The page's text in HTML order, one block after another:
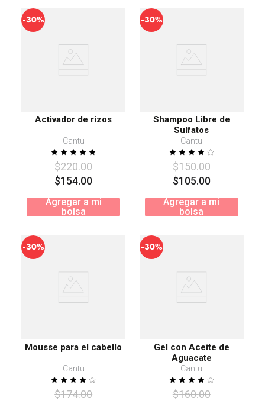
-30%
Activador de rizos
Cantu
$220.00
$154.00
Agregar a mi
bolsa
-30%
Shampoo Libre de
Sulfatos
Cantu
$150.00
$105.00
Agregar a mi
bolsa
-30%
Mousse para el cabello
Cantu
$174.00
-30%
Gel con Aceite de
Aguacate
Cantu
$160.00